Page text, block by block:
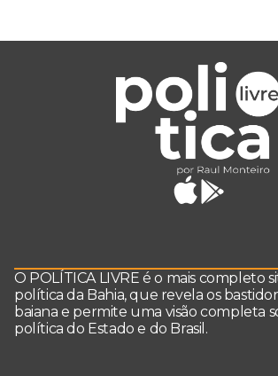
O POLÍTICA LIVRE é o mais completo
política da Bahia, que revela os
baiana e permite uma visão completa
política do Estado e do Brasil.